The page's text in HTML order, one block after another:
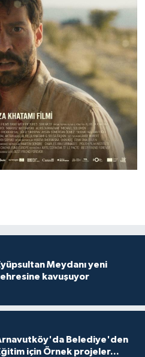
Meydanı yeni
kavuşuyor
Belediye'den
için Örnek projeler...